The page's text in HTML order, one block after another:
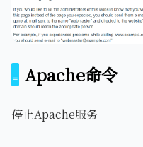
Apache命令
停止Apache服务